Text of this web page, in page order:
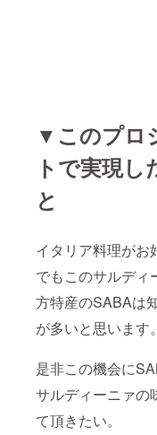
▼このプロ
トで実現し
と
イタリア料理がお
でもこのサルディ
方特産のSABAは
が多いと思います。
是非この機会に
サルディーニァの
て頂きたい。